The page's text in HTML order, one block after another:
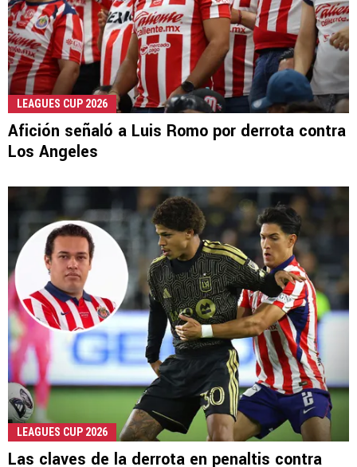
LEAGUES CUP 2026
Afición señaló a Luis Romo por derrota contra
Los Angeles
LEAGUES CUP 2026
Las claves de la derrota en penaltis contra